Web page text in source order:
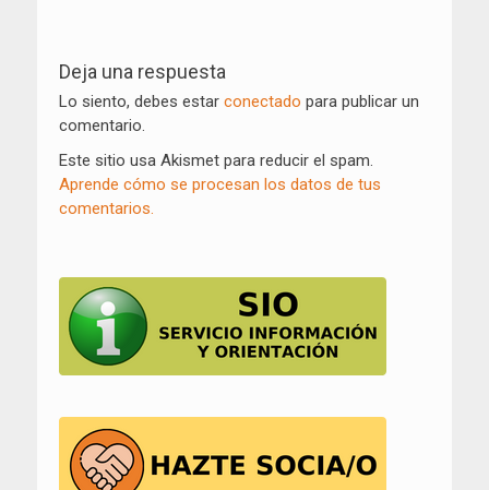
de
entradas
Deja una respuesta
Lo siento, debes estar conectado para publicar un
comentario.
Este sitio usa Akismet para reducir el spam.
Aprende cómo se procesan los datos de tus
comentarios.